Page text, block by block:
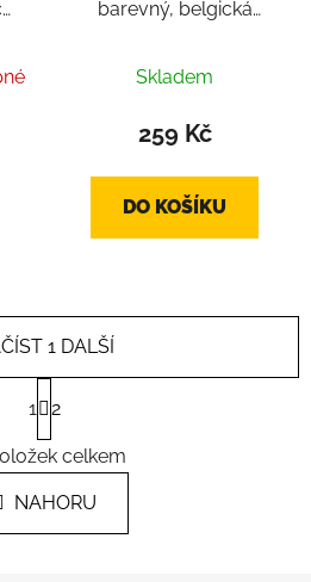
barevný, belgická
Skladem
259 Kč
DO KOŠÍKU
O
v
l
á
d
1 DALŠÍ
t
r
á
n
k
1 2
celkem
NAHORU